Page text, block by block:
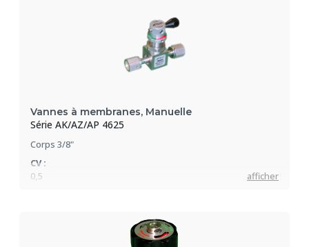
Vannes à membranes, Manuelle
Série AK/AZ/AP 4625
Corps 3/8"
CV :
0,5
afficher